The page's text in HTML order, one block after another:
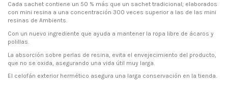
Cada sachet contiene un 50 % más que un sachet tradicional; elaborados
con mini resina a una concentración 300 veces superior a las de las mini
resinas de Ambients.
Con un nuevo ingrediente que ayuda a mantener la ropa libre de ácaros y
polillas.
La absorción sobre perlas de resina, evita el envejecimiento del producto,
que no se oxida, asegurando una vida útil muy larga.
El celofán exterior hermético asegura una larga conservación en la tienda.